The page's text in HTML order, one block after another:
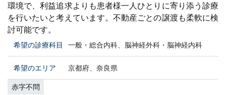
環境で、利益追求よりも患者様一人ひとりに寄り添う診療
を行いたいと考えています。不動産ごとの譲渡も柔軟に検
討可能です。
希望の診療科目 一般・総合内科、脳神経外科・脳神経内科
希望のエリア 京都府、奈良県
赤字不問